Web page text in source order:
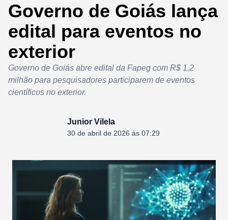
Governo de Goiás lança
edital para eventos no
exterior
Governo de Goiás abre edital da Fapeg com R$ 1,2
milhão para pesquisadores participarem de eventos
científicos no exterior.
Junior Vilela
30 de abril de 2026 às 07:29